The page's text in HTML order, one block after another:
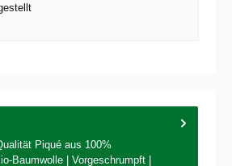
Piqué aus 100%
Baumwolle | Vorgeschrumpft |